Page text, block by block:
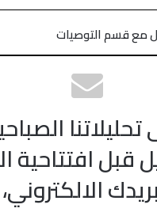
مع قسم التوصيات
قبل افتتاحية